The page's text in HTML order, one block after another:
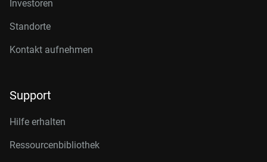
Investoren
Standorte
Kontakt aufnehmen
Support
Hilfe erhalten
Ressourcenbibliothek